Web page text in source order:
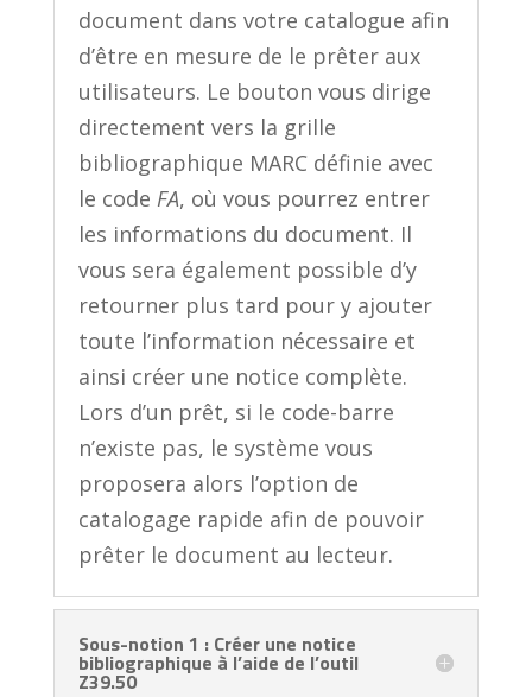
document dans votre catalogue afin
d’être en mesure de le prêter aux
utilisateurs. Le bouton vous dirige
directement vers la grille
bibliographique MARC définie avec
le code FA, où vous pourrez entrer
les informations du document. Il
vous sera également possible d’y
retourner plus tard pour y ajouter
toute l’information nécessaire et
ainsi créer une notice complète.
Lors d’un prêt, si le code-barre
n’existe pas, le système vous
proposera alors l’option de
catalogage rapide afin de pouvoir
prêter le document au lecteur.
Sous-notion 1 : Créer une notice
bibliographique à l’aide de l’outil
Z39.50